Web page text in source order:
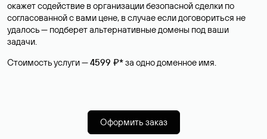
окажет содействие в организации безопасной сделки по
согласованной с вами цене, в случае если договориться не
удалось — подберет альтернативные домены под ваши
задачи.
Стоимость услуги —4599 ₽*за одно доменное имя.
Оформить заказ